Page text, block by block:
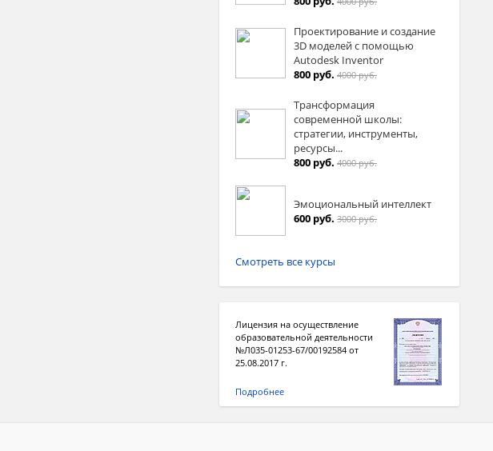
Проектирование и создание
3D моделей с помощью
Autodesk Inventor
800 руб. 4000 руб.
Трансформация
современной школы:
стратегии, инструменты,
ресурсы...
800 руб. 4000 руб.
Эмоциональный интеллект
600 руб. 3000 руб.
Смотреть все курсы
Лицензия на осуществление
образовательной деятельности
№Л035-01253-67/00192584 от
25.08.2017 г.
Подробнее